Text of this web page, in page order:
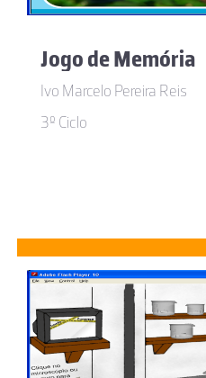
Jogo de Memória
Ivo Marcelo Pereira Reis
3º Ciclo